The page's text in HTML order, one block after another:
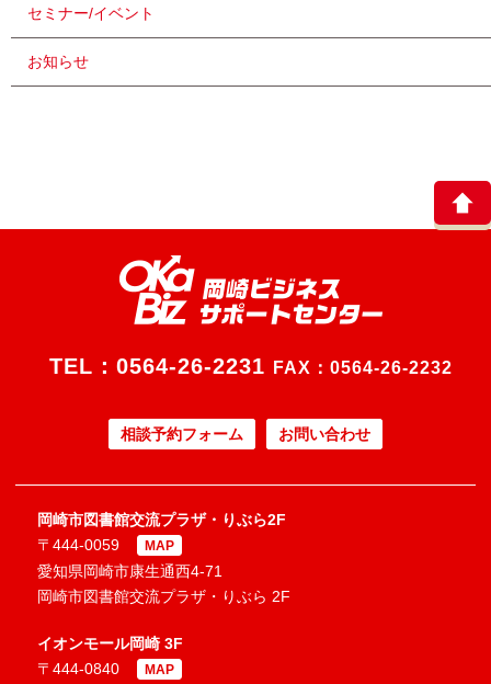
セミナー/イベント
お知らせ
TEL： 0564-26-2231 FAX：0564-26-2232
相談予約フォーム お問い合わせ
岡崎市図書館交流プラザ・りぶら2F
〒444-0059
MAP
愛知県岡崎市康生通西4-71
岡崎市図書館交流プラザ・りぶら 2F
イオンモール岡崎 3F
〒444-0840
MAP